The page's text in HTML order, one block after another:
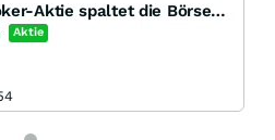
Robinhood - Skandalbroker-Aktie spaltet die Börsenwelt
Aktie